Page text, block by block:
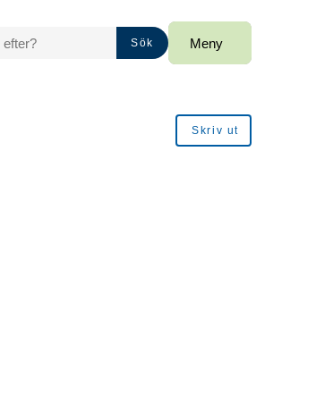
EFTER?
Sök
Meny
Skriv ut